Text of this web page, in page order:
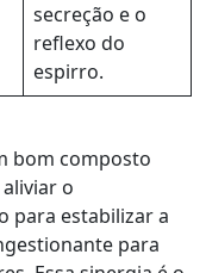
secreção e o
reflexo do
espirro.
bom composto
o
para estabilizar a
para